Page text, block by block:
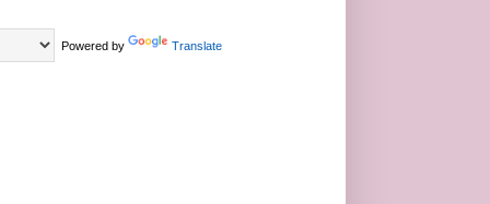
Powered by Translate